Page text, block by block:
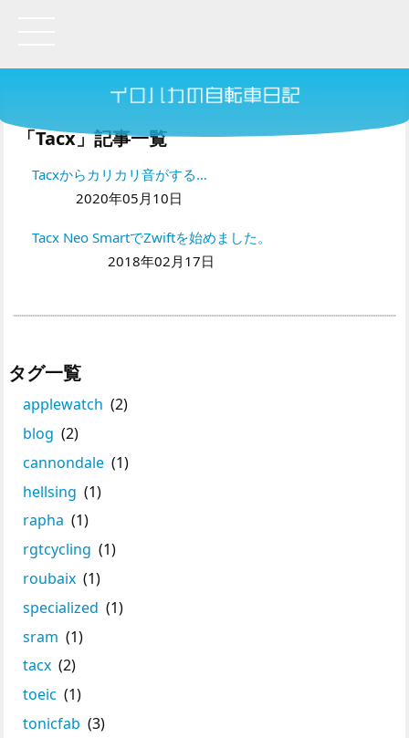
「Tacx」記事一覧
Tacxからカリカリ音がする…
2020年05月10日
Tacx Neo SmartでZwiftを始めました。
2018年02月17日
タグ一覧
applewatch (2)
blog (2)
cannondale (1)
hellsing (1)
rapha (1)
rgtcycling (1)
roubaix (1)
specialized (1)
sram (1)
tacx (2)
toeic (1)
tonicfab (3)